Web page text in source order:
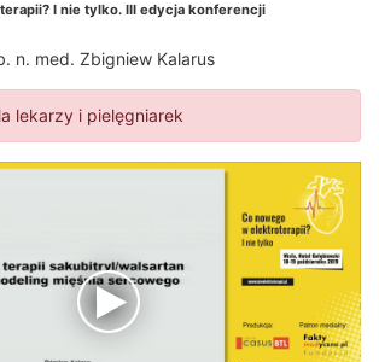
I nie tylko. III edycja konferencji
n. med. Zbigniew Kalarus
lekarzy i pielęgniarek